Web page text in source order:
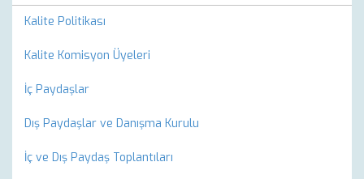
Kalite Politikası
Kalite Komisyon Üyeleri
İç Paydaşlar
Dış Paydaşlar ve Danışma Kurulu
İç ve Dış Paydaş Toplantıları